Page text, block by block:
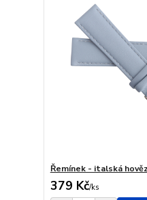
Řemínek - italská
379 Kč/ks